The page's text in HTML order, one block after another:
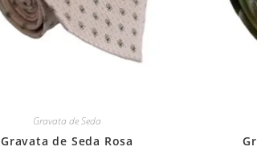
Gravata de Seda
Gravata de Seda Rosa